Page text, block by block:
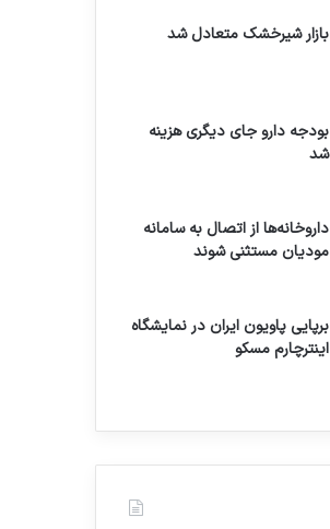
بازار شیرخشک متعادل شد
بودجه دارو جای دیگری هزینه
شد
داروخانه‌ها از اتصال به سامانه
مودیان مستثنی شوند
برپایی پاویون ایران در نمایشگاه
اینترچارم مسکو